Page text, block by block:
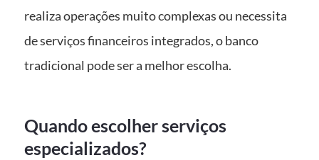
realiza operações muito complexas ou necessita
de serviços financeiros integrados, o banco
tradicional pode ser a melhor escolha.
Quando escolher serviços
especializados?